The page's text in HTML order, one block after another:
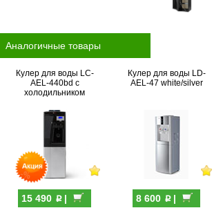
Аналогичные товары
Кулер для воды LC-
AEL-440bd с
холодильником
15 490 p|
Кулер для воды LD-
AEL-47 white/silver
8 600 p|